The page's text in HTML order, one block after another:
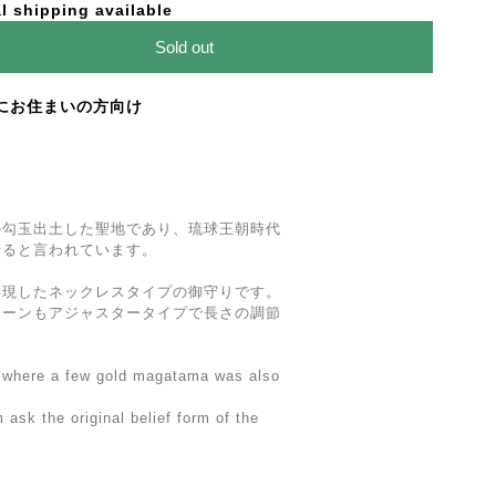
shipping available
Sold out
お住まいの方向け
玉出土した聖地であり、琉球王朝時代
と言われています。
したネックレスタイプの御守りです。
ンもアジャスタータイプで長さの調節
a few gold magatama was also
ask the original belief form of the